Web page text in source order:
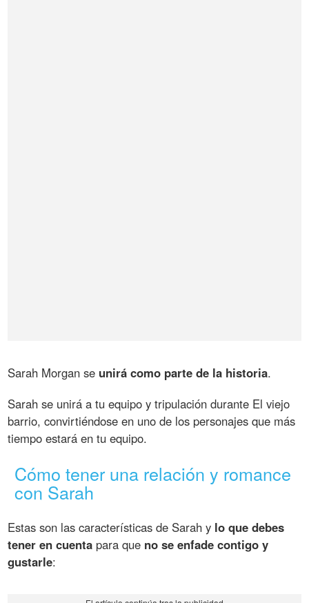
Sarah Morgan se unirá como parte de la historia.
Sarah se unirá a tu equipo y tripulación durante El viejo
barrio, convirtiéndose en uno de los personajes que más
tiempo estará en tu equipo.
Cómo tener una relación y romance
con Sarah
Estas son las características de Sarah y lo que debes
tener en cuenta para que no se enfade contigo y
gustarle: